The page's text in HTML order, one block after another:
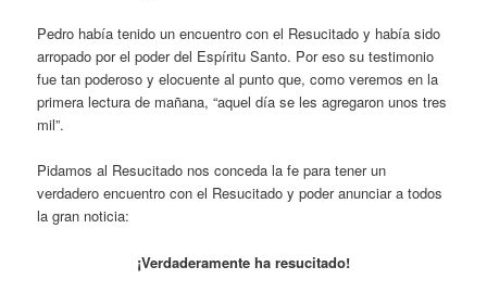
Pedro había tenido un encuentro con el Resucitado y había sido
arropado por el poder del Espíritu Santo. Por eso su testimonio
fue tan poderoso y elocuente al punto que, como veremos en la
primera lectura de mañana, “aquel día se les agregaron unos tres
mil”.
Pidamos al Resucitado nos conceda la fe para tener un
verdadero encuentro con el Resucitado y poder anunciar a todos
la gran noticia:
¡Verdaderamente ha resucitado!